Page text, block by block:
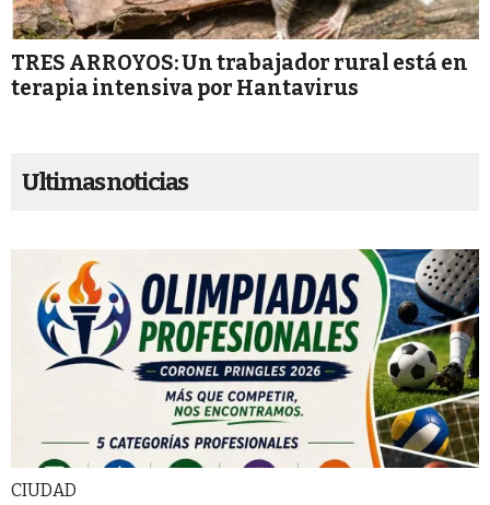
TRES ARROYOS: Un trabajador rural está en
terapia intensiva por Hantavirus
Ultimas noticias
CIUDAD